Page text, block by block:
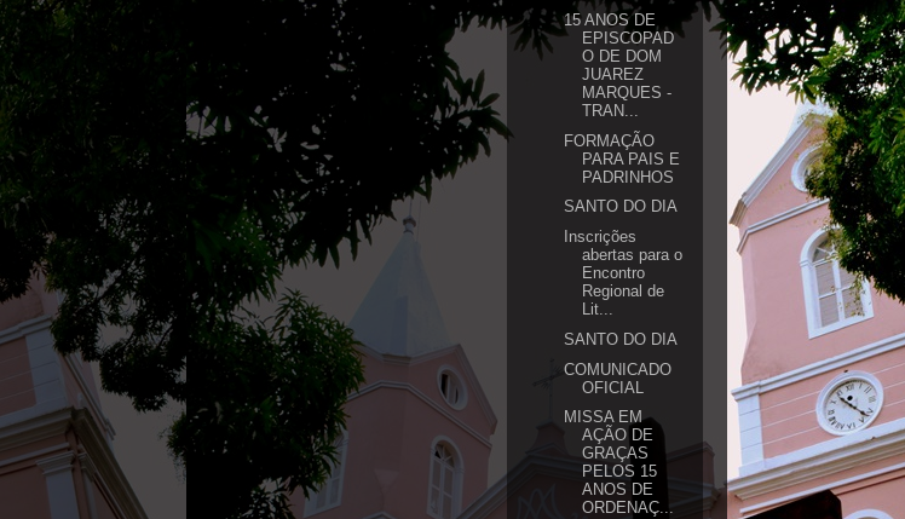
15 ANOS DE
EPISCOPAD
O DE DOM
JUAREZ
MARQUES -
TRAN...
FORMAÇÃO
PARA PAIS E
PADRINHOS
SANTO DO DIA
Inscrições
abertas para o
Encontro
Regional de
Lit...
SANTO DO DIA
COMUNICADO
OFICIAL
MISSA EM
AÇÃO DE
GRAÇAS
PELOS 15
ANOS DE
ORDENAÇ...